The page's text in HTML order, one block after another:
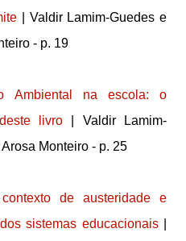
| Valdir Lamim-Guedes e
- p. 19
Ambiental na escola: o
livro | Valdir Lamim-
Monteiro - p. 25
de austeridade e
sistemas educacionais|